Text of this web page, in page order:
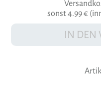
sonst 4.99 €
IN DEN